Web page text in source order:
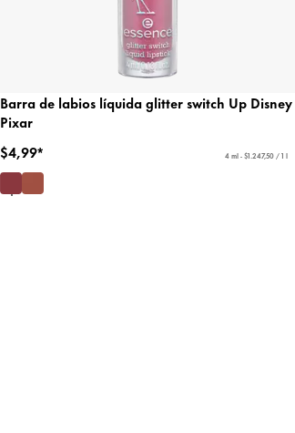
Barra de labios líquida glitter switch Up Disney
Pixar
$4,99*
4 ml - $1.247,50 / 1 l